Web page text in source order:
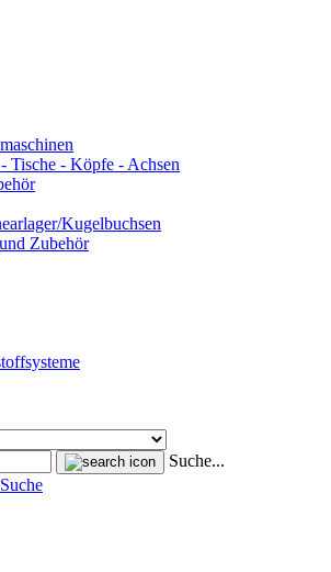
Tische - Köpfe - Achsen
Kugelbuchsen
Zubehör
Suche...